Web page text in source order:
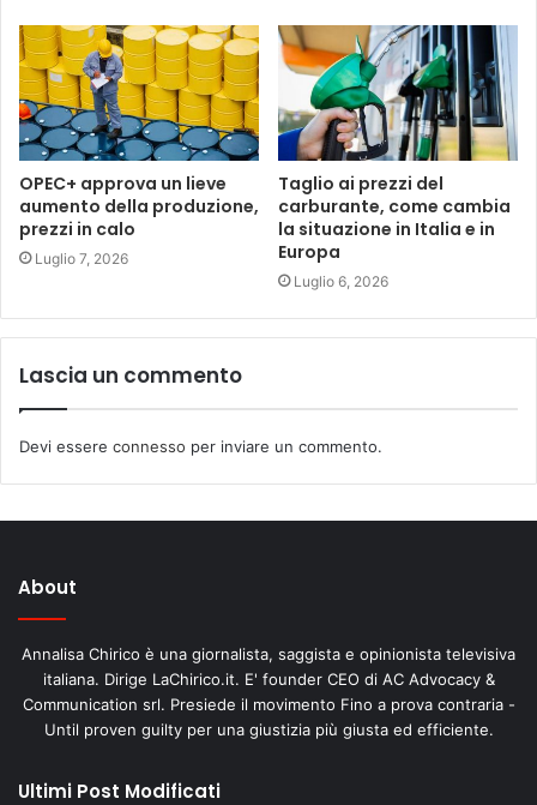
OPEC+ approva un lieve
aumento della produzione,
prezzi in calo
Luglio 7, 2026
Taglio ai prezzi del
carburante, come cambia
la situazione in Italia e in
Europa
Luglio 6, 2026
Lascia un commento
Devi essere connesso per inviare un commento.
About
Annalisa Chirico è una giornalista, saggista e opinionista televisiva
italiana. Dirige LaChirico.it. E' founder CEO di AC Advocacy &
Communication srl. Presiede il movimento Fino a prova contraria -
Until proven guilty per una giustizia più giusta ed efficiente.
Ultimi Post Modificati